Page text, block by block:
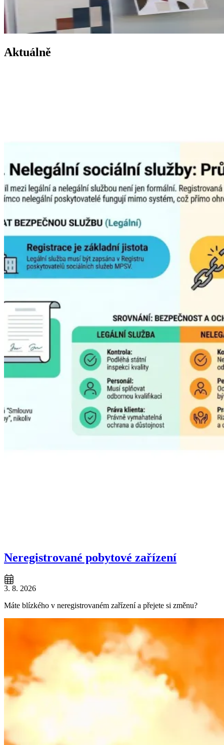
Aktuálně
Neregistrované pobytové zařízení
3. 8. 2026
Máte blízkého v neregistrovaném zařízení a přejete si změnu?